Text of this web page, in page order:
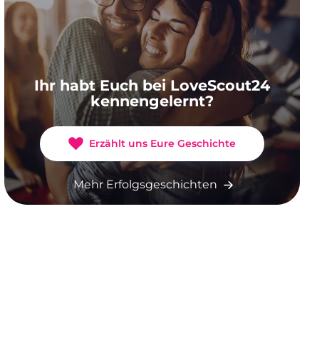
Ihr habt Euch bei LoveScout24
kennengelernt?
Erzählt uns Eure Geschichte
Mehr Erfolgsgeschichten